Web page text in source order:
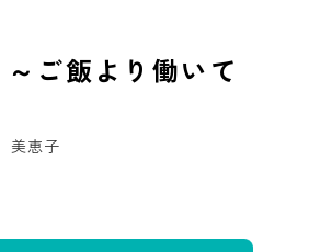
ご飯より働いて
恵子